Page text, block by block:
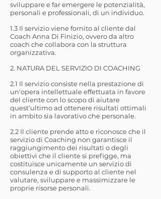
sviluppare e far emergere le potenzialità,
personali e professionali, di un individuo.
1.3 Il servizio viene fornito al cliente dal
Coach Anna Di Finizio, ovvero da altro
coach che collabora con la struttura
organizzativa.
2. NATURA DEL SERVIZIO DI COACHING
2.1 Il servizio consiste nella prestazione di
un'opera intellettuale effettuata in favore
del cliente con lo scopo di aiutare
quest’ultimo ad ottenere risultati ottimali
in ambito sia lavorativo che personale.
2.2 Il cliente prende atto e riconosce che il
servizio di Coaching non garantisce il
raggiungimento dei risultati o degli
obiettivi che il cliente si prefigge, ma
costituisce unicamente un servizio di
consulenza e di supporto al cliente nel
valutare, sviluppare e massimizzare le
proprie risorse personali.